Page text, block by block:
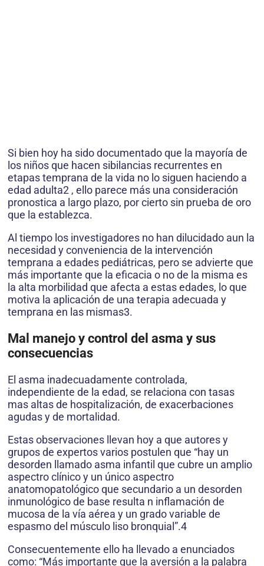
Si bien hoy ha sido documentado que la mayoría de
los niños que hacen sibilancias recurrentes en
etapas temprana de la vida no lo siguen haciendo a
edad adulta2 , ello parece más una consideración
pronostica a largo plazo, por cierto sin prueba de oro
que la establezca.
Al tiempo los investigadores no han dilucidado aun la
necesidad y conveniencia de la intervención
temprana a edades pediátricas, pero se advierte que
más importante que la eficacia o no de la misma es
la alta morbilidad que afecta a estas edades, lo que
motiva la aplicación de una terapia adecuada y
temprana en las mismas3.
Mal manejo y control del asma y sus
consecuencias
El asma inadecuadamente controlada,
independiente de la edad, se relaciona con tasas
mas altas de hospitalización, de exacerbaciones
agudas y de mortalidad.
Estas observaciones llevan hoy a que autores y
grupos de expertos varios postulen que “hay un
desorden llamado asma infantil que cubre un amplio
aspectro clínico y un único aspectro
anatomopatológico que secundario a un desorden
inmunológico de base resulta n inflamación de
mucosa de la vía aérea y un grado variable de
espasmo del músculo liso bronquial”.4
Consecuentemente ello ha llevado a enunciados
como: “Más importante que la aversión a la palabra